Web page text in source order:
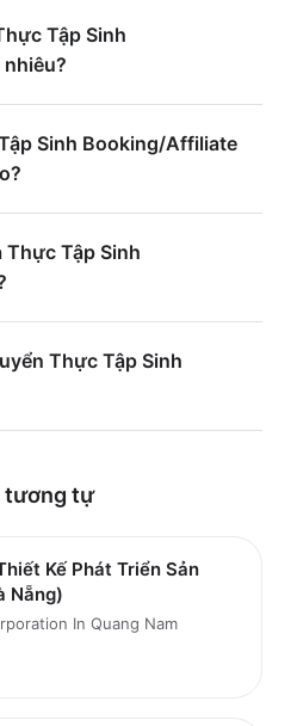
Tập Sinh
Sinh Booking/Affiliate
Thực Tập Sinh
Thực Tập Sinh
tương tự
Kế Phát Triển Sản
Nẵng)
In Quang Nam